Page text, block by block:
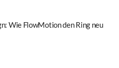
Wie FlowMotion den Ring neu